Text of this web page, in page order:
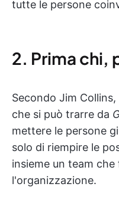
tutte le persone
2. Prima chi,
Secondo Jim
che si può trarre da
mettere le persone
solo di riempire le
insieme un team
l'organizzazione.